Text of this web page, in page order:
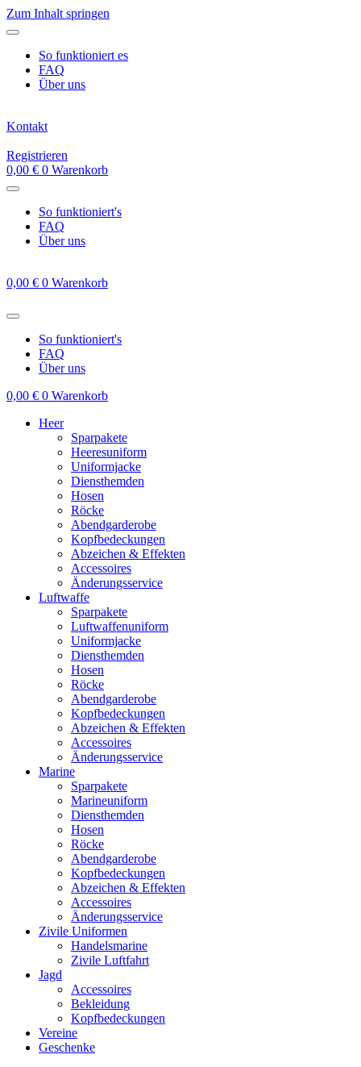
Zum Inhalt springen
So funktioniert es
FAQ
Über uns
Kontakt
Registrieren
0,00 € 0 Warenkorb
So funktioniert's
FAQ
Über uns
0,00 € 0 Warenkorb
So funktioniert's
FAQ
Über uns
0,00 € 0 Warenkorb
Heer
Sparpakete
Heeresuniform
Uniformjacke
Diensthemden
Hosen
Röcke
Abendgarderobe
Kopfbedeckungen
Abzeichen & Effekten
Accessoires
Änderungsservice
Luftwaffe
Sparpakete
Luftwaffenuniform
Uniformjacke
Diensthemden
Hosen
Röcke
Abendgarderobe
Kopfbedeckungen
Abzeichen & Effekten
Accessoires
Änderungsservice
Marine
Sparpakete
Marineuniform
Diensthemden
Hosen
Röcke
Abendgarderobe
Kopfbedeckungen
Abzeichen & Effekten
Accessoires
Änderungsservice
Zivile Uniformen
Handelsmarine
Zivile Luftfahrt
Jagd
Accessoires
Bekleidung
Kopfbedeckungen
Vereine
Geschenke